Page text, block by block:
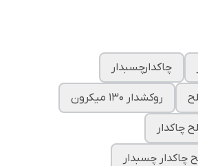
چاکدارچسبدار
روکشدار 130 میکرون